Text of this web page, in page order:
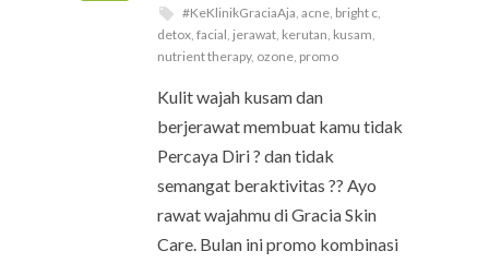
#KeKlinikGraciaAja, acne, bright c,
detox, facial, jerawat, kerutan, kusam,
nutrient therapy, ozone, promo
Kulit wajah kusam dan
berjerawat membuat kamu tidak
Percaya Diri ? dan tidak
semangat beraktivitas ?? Ayo
rawat wajahmu di Gracia Skin
Care. Bulan ini promo kombinasi